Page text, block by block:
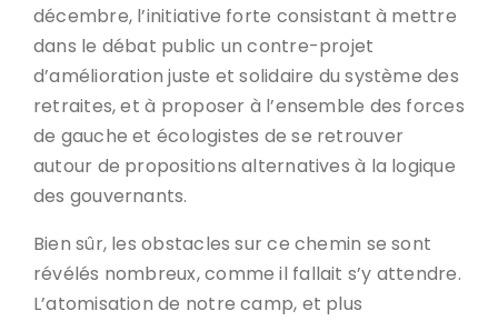
décembre, l’initiative forte consistant à mettre
dans le débat public un contre-projet
d’amélioration juste et solidaire du système des
retraites, et à proposer à l’ensemble des forces
de gauche et écologistes de se retrouver
autour de propositions alternatives à la logique
des gouvernants.
Bien sûr, les obstacles sur ce chemin se sont
révélés nombreux, comme il fallait s’y attendre.
L’atomisation de notre camp, et plus